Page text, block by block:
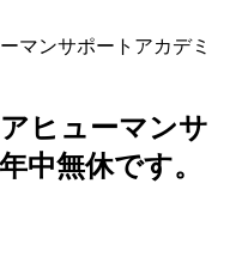
マンサポートアカデミ
ヒューマンサ
中無休です。